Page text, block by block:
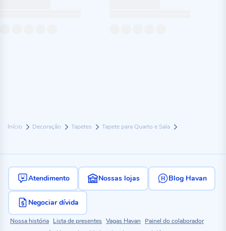
Início Decoração Tapetes Tapete para Quarto e Sala
Atendimento Nossas lojas Blog Havan
Negociar dívida
Nossa história Lista de presentes Vagas Havan
Painel do colaborador